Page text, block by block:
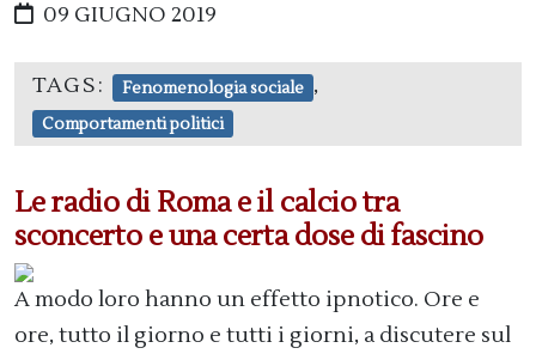
09 GIUGNO 2019
TAGS: Fenomenologia sociale ,
Comportamenti politici
Le radio di Roma e il calcio tra
sconcerto e una certa dose di fascino
A modo loro hanno un effetto ipnotico. Ore e
ore, tutto il giorno e tutti i giorni, a discutere sul